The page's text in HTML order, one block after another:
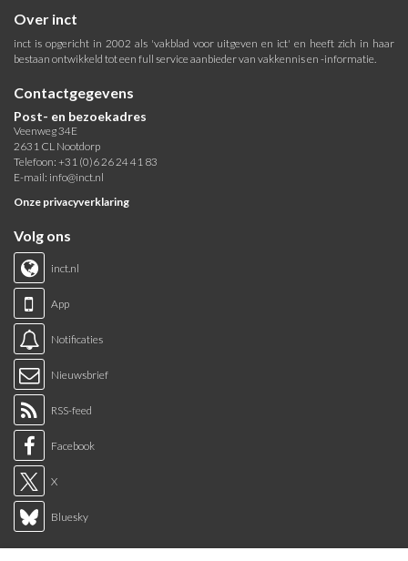
Over inct
inct is opgericht in 2002 als 'vakblad voor uitgeven en ict' en heeft zich in haar
bestaan ontwikkeld tot een full service aanbieder van vakkennis en -informatie.
Contactgegevens
Post- en bezoekadres
Veenweg 34E
2631 CL Nootdorp
Telefoon: +31 (0)6 26 24 41 83
E-mail: info@inct.nl
Onze privacyverklaring
Volg ons
inct.nl
App
Notificaties
Nieuwsbrief
RSS-feed
Facebook
X
Bluesky